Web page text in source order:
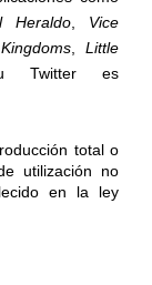
Heraldo
Vice
,Little
Twitter es
total o
utilización no
en la ley